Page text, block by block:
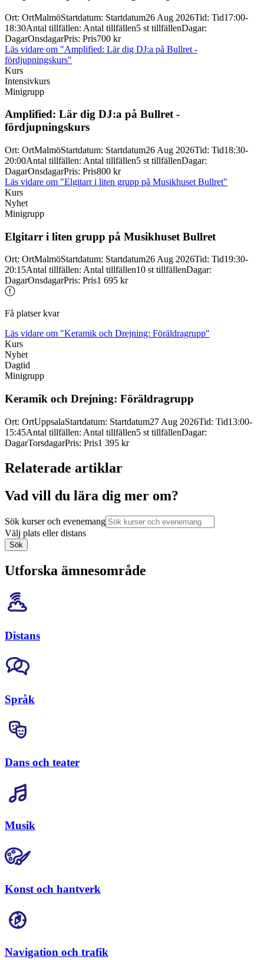
Ort: OrtMalmöStartdatum: Startdatum26 Aug 2026Tid: Tid17:00-
18:30Antal tillfällen: Antal tillfällen5 st tillfällenDagar:
DagarOnsdagarPris: Pris700 kr
Läs vidare om "Amplified: Lär dig DJ:a på Bullret -
fördjupningskurs"
Kurs
Intensivkurs
Minigrupp
Amplified: Lär dig DJ:a på Bullret -
fördjupningskurs
Ort: OrtMalmöStartdatum: Startdatum26 Aug 2026Tid: Tid18:30-
20:00Antal tillfällen: Antal tillfällen5 st tillfällenDagar:
DagarOnsdagarPris: Pris800 kr
Läs vidare om "Elgitarr i liten grupp på Musikhuset Bullret"
Kurs
Nyhet
Minigrupp
Elgitarr i liten grupp på Musikhuset Bullret
Ort: OrtMalmöStartdatum: Startdatum26 Aug 2026Tid: Tid19:30-
20:15Antal tillfällen: Antal tillfällen10 st tillfällenDagar:
DagarOnsdagarPris: Pris1 695 kr
Få platser kvar
Läs vidare om "Keramik och Drejning: Föräldragrupp"
Kurs
Nyhet
Dagtid
Minigrupp
Keramik och Drejning: Föräldragrupp
Ort: OrtUppsalaStartdatum: Startdatum27 Aug 2026Tid: Tid13:00-
15:45Antal tillfällen: Antal tillfällen5 st tillfällenDagar:
DagarTorsdagarPris: Pris1 395 kr
Relaterade artiklar
Vad vill du lära dig mer om?
Sök kurser och evenemang
Välj plats eller distans
Sök
Utforska ämnesområde
Distans
Språk
Dans och teater
Musik
Konst och hantverk
Navigation och trafik